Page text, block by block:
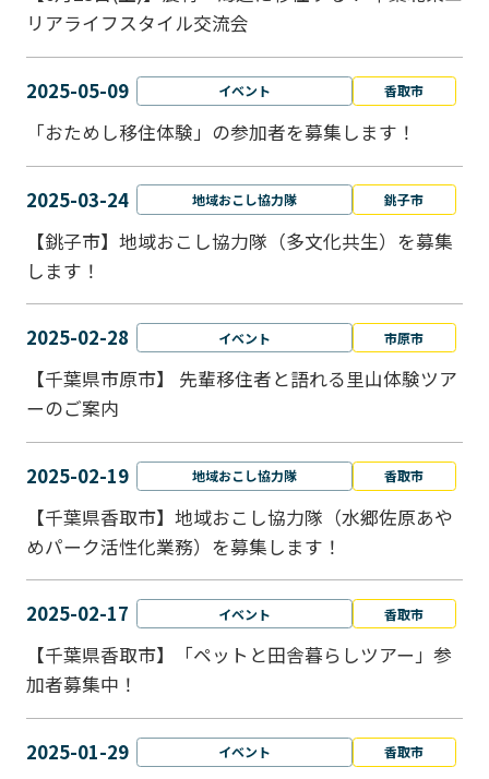
リアライフスタイル交流会
2025-05-09 イベント 香取市
「おためし移住体験」の参加者を募集します！
2025-03-24 地域おこし協力隊 銚子市
【銚子市】地域おこし協力隊（多文化共生）を募集
します！
2025-02-28 イベント 市原市
【千葉県市原市】 先輩移住者と語れる里山体験ツア
ーのご案内
2025-02-19 地域おこし協力隊 香取市
【千葉県香取市】地域おこし協力隊（水郷佐原あや
めパーク活性化業務）を募集します！
2025-02-17 イベント 香取市
【千葉県香取市】「ペットと⽥舎暮らしツアー」参
加者募集中！
2025-01-29 イベント 香取市